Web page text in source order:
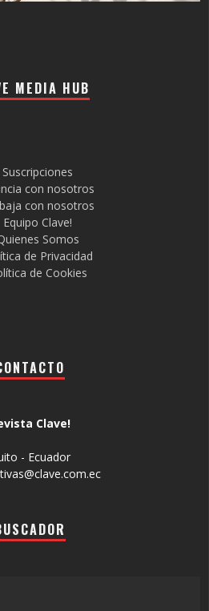
MEDIA HUB
Suscripciones
con nosotros
con nosotros
Equipo Clave!
Somos
de Privacidad
de Cookies
Clave!
- Ecuador